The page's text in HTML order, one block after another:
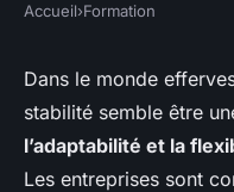
Quelles
le
Accueil›Formation
Dans le monde
stabilité semble être
l’adaptabilité et la
Les entreprises sont